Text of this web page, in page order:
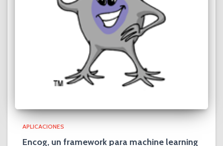
APLICACIONES
Encog, un framework para machine learning